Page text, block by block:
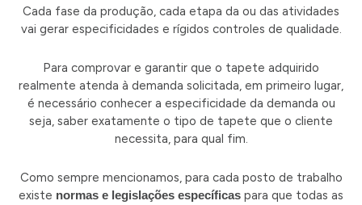
Cada fase da produção, cada etapa da ou das atividades
vai gerar especificidades e rígidos controles de qualidade.
Para comprovar e garantir que o tapete adquirido
realmente atenda à demanda solicitada, em primeiro lugar,
é necessário conhecer a especificidade da demanda ou
seja, saber exatamente o tipo de tapete que o cliente
necessita, para qual fim.
Como sempre mencionamos, para cada posto de trabalho
existe normas e legislações específicas para que todas as